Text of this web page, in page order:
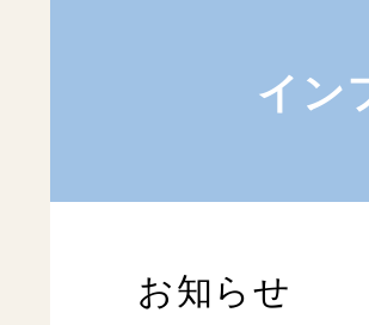
イン
お知らせ